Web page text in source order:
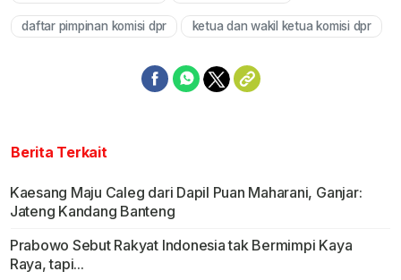
daftar pimpinan komisi dpr ketua dan wakil ketua komisi dpr
Berita Terkait
Kaesang Maju Caleg dari Dapil Puan Maharani, Ganjar:
Jateng Kandang Banteng
Prabowo Sebut Rakyat Indonesia tak Bermimpi Kaya
Raya, tapi...